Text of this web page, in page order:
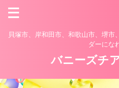
貝塚市、岸和田市、和歌山市、堺市
ダーにな
バニーズチ